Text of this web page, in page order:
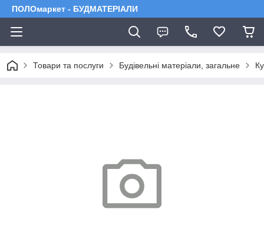
ПОЛОмаркет - БУДМАТЕРІАЛИ
Товари та послуги Будівельні матеріали, загальне